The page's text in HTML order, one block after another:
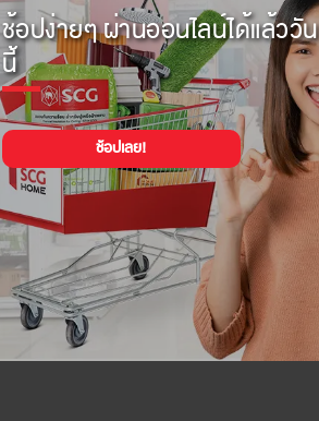
ช้อปง่ายๆ ผ่านออนไลน์ได้แล้ววัน
นี้
ช้อปเลย!